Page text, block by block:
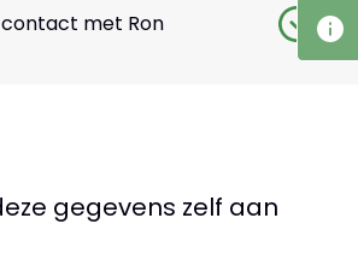
contact met Ron
gegevens zelf aan